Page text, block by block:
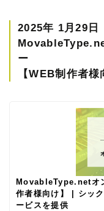
2025年 1月29日
ー
【WEB制作者様
MovableType.netオ
作者様向け】 | シッ
ービスを提供